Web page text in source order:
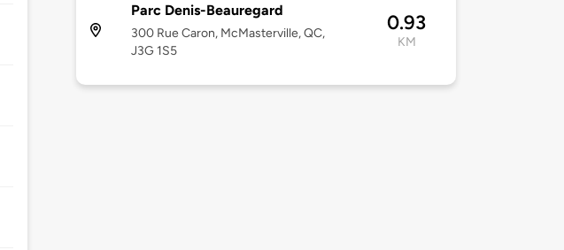
Parc Denis-Beauregard
300 Rue Caron, McMasterville, QC,
J3G 1S5
0.93
KM